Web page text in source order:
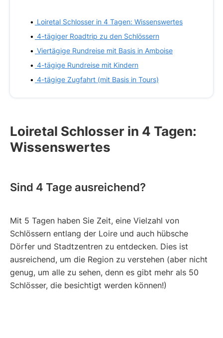
Loiretal Schlosser in 4 Tagen: Wissenswertes
4-tägiger Roadtrip zu den Schlössern
Viertägige Rundreise mit Basis in Amboise
4-tägige Rundreise mit Kindern
4-tägige Zugfahrt (mit Basis in Tours)
Loiretal Schlosser in 4 Tagen:
Wissenswertes
Sind 4 Tage ausreichend?
Mit 5 Tagen haben Sie Zeit, eine Vielzahl von
Schlössern entlang der Loire und auch hübsche
Dörfer und Stadtzentren zu entdecken. Dies ist
ausreichend, um die Region zu verstehen (aber nicht
genug, um alle zu sehen, denn es gibt mehr als 50
Schlösser, die besichtigt werden können!)